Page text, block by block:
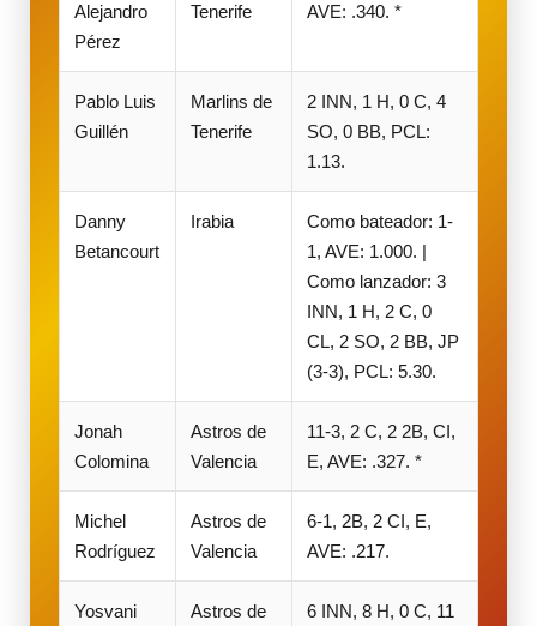
Alejandro
Pérez
Tenerife
AVE: .340. *
Pablo Luis
Guillén
Marlins de
Tenerife
2 INN, 1 H, 0 C, 4
SO, 0 BB, PCL:
1.13.
Danny
Betancourt
Irabia
Como bateador: 1-
1, AVE: 1.000. |
Como lanzador: 3
INN, 1 H, 2 C, 0
CL, 2 SO, 2 BB, JP
(3-3), PCL: 5.30.
Jonah
Colomina
Astros de
Valencia
11-3, 2 C, 2 2B, CI,
E, AVE: .327. *
Michel
Rodríguez
Astros de
Valencia
6-1, 2B, 2 CI, E,
AVE: .217.
Yosvani
Astros de
6 INN, 8 H, 0 C, 11